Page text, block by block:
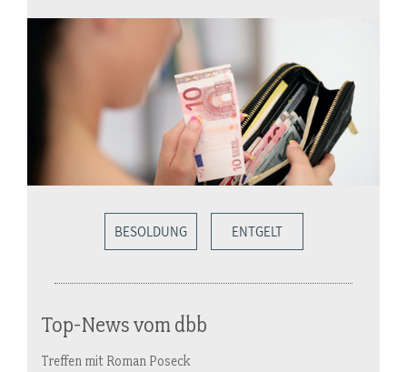
BESOLDUNG ENTGELT
Top-News vom dbb
Treffen mit Roman Poseck